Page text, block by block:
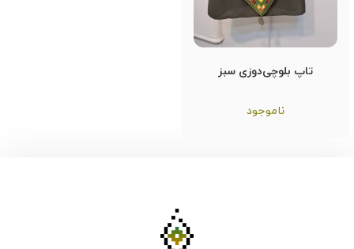
تاپ بلوچی‌دوزی سبز
ناموجود